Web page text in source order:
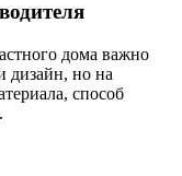
дома важно
дизайн, но на
способ